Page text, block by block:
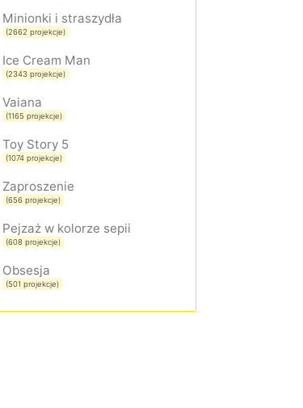
Minionki i straszydła
(2662 projekcje)
Ice Cream Man
(2343 projekcje)
Vaiana
(1165 projekcje)
Toy Story 5
(1074 projekcje)
Zaproszenie
(656 projekcje)
Pejzaż w kolorze sepii
(608 projekcje)
Obsesja
(501 projekcje)